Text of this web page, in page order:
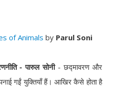
of Animals by Parul Soni
- पारुल सोनी- छद्मावरण और
गईं युक्तियाँ हैं। आखिर कैसे होता है